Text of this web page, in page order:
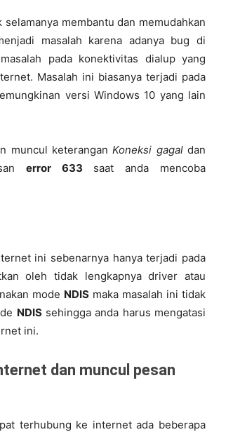
membantu dan memudahkan
masalah karena adanya bug di
pada konektivitas dialup yang
Masalah ini biasanya terjadi pada
versi Windows 10 yang lain
muncul keteranganKoneksi gagaldan
error 633 saat anda mencoba
ini sebenarnya hanya terjadi pada
oleh tidak lengkapnya driver atau
mode NDIS maka masalah ini tidak
NDISsehingga anda harus mengatasi
ini.
terhubung ke internet ada beberapa